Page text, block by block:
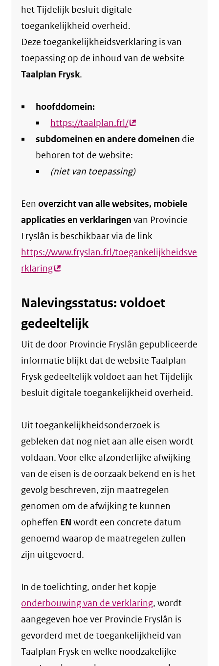
hetTijdelijk besluit digitale
toegankelijkheid overheid.
Deze toegankelijkheidsverklaring is van
toepassing op de inhoud van de website
Taalplan Frysk.
hoofddomein:
https://taalplan.frl/(externe
link)
subdomeinen en andere domeinen die
behoren tot de website:
(niet van toepassing)
Eenoverzicht van alle websites, mobiele
applicaties en verklaringen van Provincie
Fryslân is beschikbaar via de link
https://www.fryslan.frl/toegankelijkheidsve
rklaring(externe
Nalevingsstatus: voldoet
gedeeltelijk
Uit de door Provincie Fryslân gepubliceerde
informatie blijkt dat de website Taalplan
Frysk gedeeltelijk voldoet aan het Tijdelijk
besluit digitale toegankelijkheid overheid.
Uit toegankelijkheidsonderzoek is
gebleken dat nog niet aan alle eisen wordt
voldaan. Voor elke afzonderlijke afwijking
van de eisen is de oorzaak bekend en is het
gevolg beschreven, zijn maatregelen
genomen om de afwijking te kunnen
opheffen EN wordt een concrete datum
genoemd waarop de maatregelen zullen
zijn uitgevoerd.
In de toelichting, onder het kopje
onderbouwing van de verklaring, wordt
aangegeven hoe ver Provincie Fryslân is
gevorderd met de toegankelijkheid van
Taalplan Frysk en welke noodzakelijke